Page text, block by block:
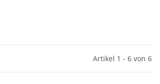
Artikel 1 - 6 von 6